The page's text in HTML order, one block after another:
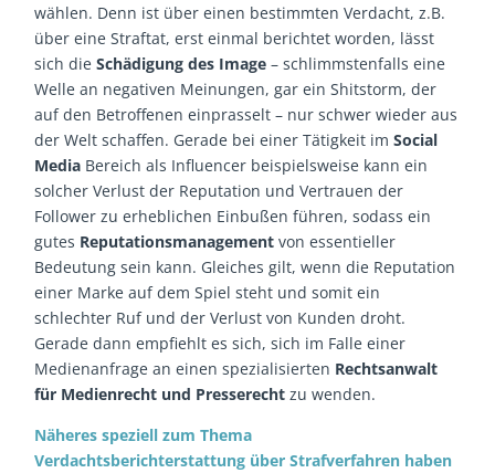
wählen. Denn ist über einen bestimmten Verdacht, z.B.
über eine Straftat, erst einmal berichtet worden, lässt
sich dieSchädigung des Image – schlimmstenfalls eine
Welle an negativen Meinungen, gar ein Shitstorm, der
auf den Betroffenen einprasselt – nur schwer wieder aus
der Welt schaffen. Gerade bei einer Tätigkeit imSocial
Media Bereich als Influencer beispielsweise kann ein
solcher Verlust der Reputation und Vertrauen der
Follower zu erheblichen Einbußen führen, sodass ein
gutes Reputationsmanagement von essentieller
Bedeutung sein kann. Gleiches gilt, wenn die Reputation
einer Marke auf dem Spiel steht und somit ein
schlechter Ruf und der Verlust von Kunden droht.
Gerade dann empfiehlt es sich, sich im Falle einer
Medienanfrage an einen spezialisierten Rechtsanwalt
für Medienrecht und Presserecht zu wenden.
Näheres speziell zum Thema
Verdachtsberichterstattung über Strafverfahren haben